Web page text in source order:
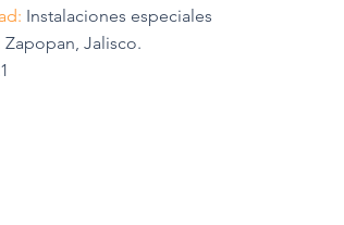
Instalaciones especiales
Zapopan, Jalisco.